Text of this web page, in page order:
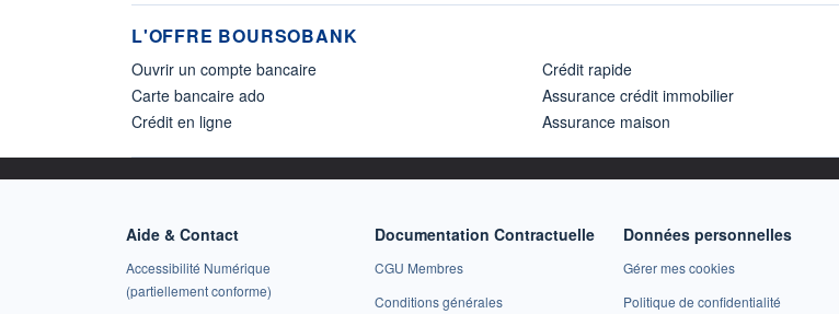
L'OFFRE BOURSOBANK
Ouvrir un compte bancaire
Carte bancaire ado
Crédit en ligne
Crédit rapide
Assurance crédit immobilier
Assurance maison
Aide & Contact
Accessibilité Numérique
(partiellement conforme)
Documentation Contractuelle
CGU Membres
Conditions générales
Données personnelles
Gérer mes cookies
Politique de confidentialité